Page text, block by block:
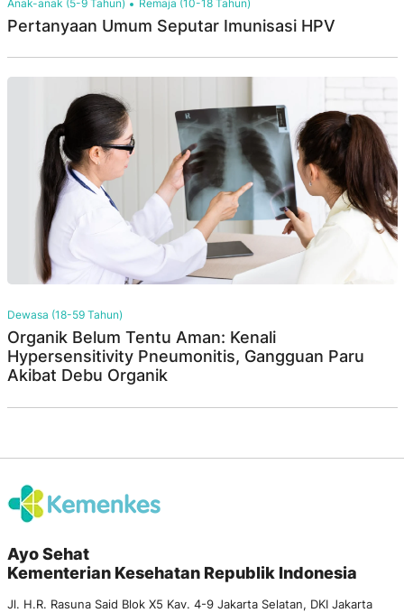
Anak-anak (5-9 Tahun) Remaja (10-18 Tahun)
Pertanyaan Umum Seputar Imunisasi HPV
Dewasa (18-59 Tahun)
Organik Belum Tentu Aman: Kenali
Hypersensitivity Pneumonitis, Gangguan Paru
Akibat Debu Organik
Ayo Sehat
Kementerian Kesehatan Republik Indonesia
Jl. H.R. Rasuna Said Blok X5 Kav. 4-9 Jakarta Selatan, DKI Jakarta